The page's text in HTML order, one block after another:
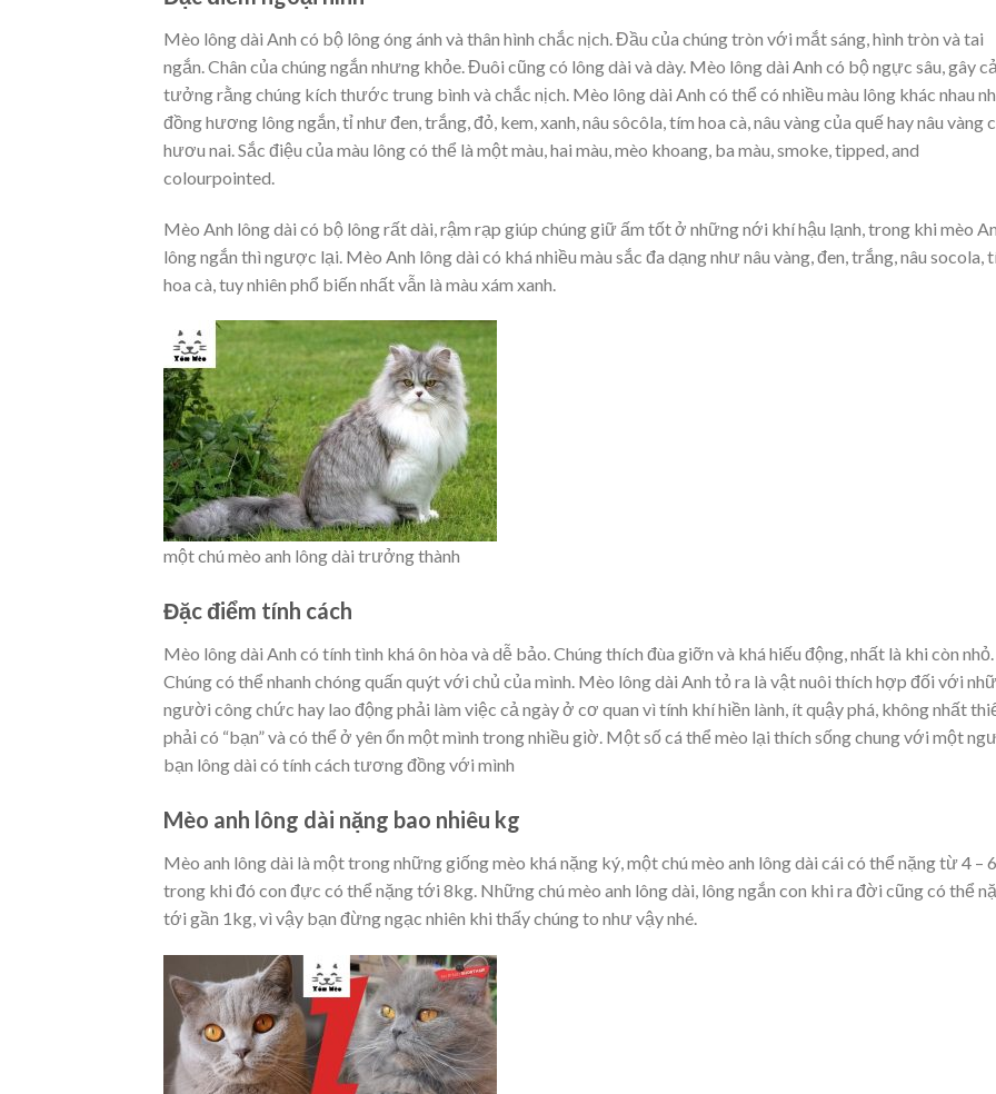
Mèo lông dài Anh có bộ lông óng ánh và thân hình chắc nịch. Đầu của chúng tròn với mắt sáng, hình tròn và tai
ngắn. Chân của chúng ngắn nhưng khỏe. Đuôi cũng có lông dài và dày. Mèo lông dài Anh có bộ ngực sâu, gây
tưởng rằng chúng kích thước trung bình và chắc nịch. Mèo lông dài Anh có thể có nhiều màu lông khác nhau
đồng hương lông ngắn, tỉ như đen, trắng, đỏ, kem, xanh, nâu sôcôla, tím hoa cà, nâu vàng của quế hay nâu vàng
hươu nai. Sắc điệu của màu lông có thể là một màu, hai màu, mèo khoang, ba màu, smoke, tipped, and
colourpointed.
Mèo Anh lông dài có bộ lông rất dài, rậm rạp giúp chúng giữ ấm tốt ở những nới khí hậu lạnh, trong khi mèo
lông ngắn thì ngược lại. Mèo Anh lông dài có khá nhiều màu sắc đa dạng như nâu vàng, đen, trắng, nâu socola,
hoa cà, tuy nhiên phổ biến nhất vẫn là màu xám xanh.
một chú mèo anh lông dài trưởng thành
Đặc điểm tính cách
Mèo lông dài Anh có tính tình khá ôn hòa và dễ bảo. Chúng thích đùa giỡn và khá hiếu động, nhất là khi còn nhỏ.
Chúng có thể nhanh chóng quấn quýt với chủ của mình. Mèo lông dài Anh tỏ ra là vật nuôi thích hợp đối với
người công chức hay lao động phải làm việc cả ngày ở cơ quan vì tính khí hiền lành, ít quậy phá, không nhất
phải có “bạn” và có thể ở yên ổn một mình trong nhiều giờ. Một số cá thể mèo lại thích sống chung với một
bạn lông dài có tính cách tương đồng với mình
Mèo anh lông dài nặng bao nhiêu kg
Mèo anh lông dài là một trong những giống mèo khá nặng ký, một chú mèo anh lông dài cái có thể nặng từ 4 –
trong khi đó con đực có thể nặng tới 8kg. Những chú mèo anh lông dài, lông ngắn con khi ra đời cũng có thể
tới gần 1kg, vì vậy bạn đừng ngạc nhiên khi thấy chúng to như vậy nhé.